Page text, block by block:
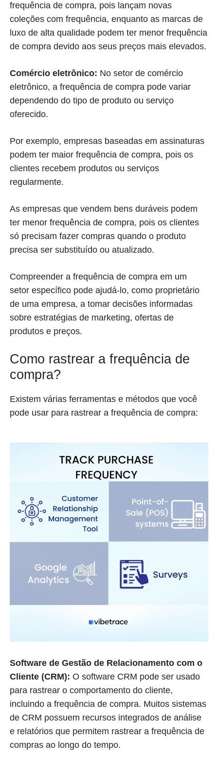
frequência de compra, pois lançam novas
coleções com frequência, enquanto as marcas de
luxo de alta qualidade podem ter menor frequência
de compra devido aos seus preços mais elevados.
Comércio eletrônico: No setor de comércio
eletrônico, a frequência de compra pode variar
dependendo do tipo de produto ou serviço
oferecido.
Por exemplo, empresas baseadas em assinaturas
podem ter maior frequência de compra, pois os
clientes recebem produtos ou serviços
regularmente.
As empresas que vendem bens duráveis podem
ter menor frequência de compra, pois os clientes
só precisam fazer compras quando o produto
precisa ser substituído ou atualizado.
Compreender a frequência de compra em um
setor específico pode ajudá-lo, como proprietário
de uma empresa, a tomar decisões informadas
sobre estratégias de marketing, ofertas de
produtos e preços.
Como rastrear a frequência de
compra?
Existem várias ferramentas e métodos que você
pode usar para rastrear a frequência de compra:
Software de Gestão de Relacionamento com o
Cliente (CRM): O software CRM pode ser usado
para rastrear o comportamento do cliente,
incluindo a frequência de compra. Muitos sistemas
de CRM possuem recursos integrados de análise
e relatórios que permitem rastrear a frequência de
compras ao longo do tempo.